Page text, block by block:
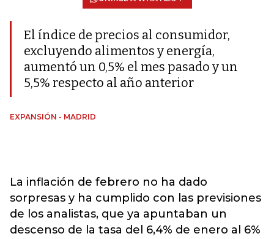
El índice de precios al consumidor,
excluyendo alimentos y energía,
aumentó un 0,5% el mes pasado y un
5,5% respecto al año anterior
EXPANSIÓN - MADRID
La inflación de febrero no ha dado
sorpresas y ha cumplido con las previsiones
de los analistas, que ya apuntaban un
descenso de la tasa del 6,4% de enero al 6%